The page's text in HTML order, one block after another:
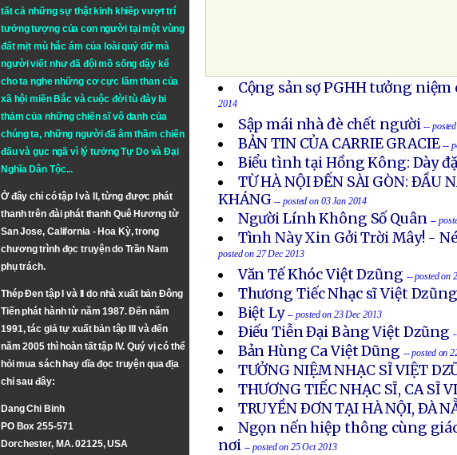
tất cả những sự thật kinh khiếp vượt trí
tưởng tượng của con người tại một vùng
đất mịt mù hắc ám của loài quỷ dữ mà
người viết như đã đội mồ sống dậy kể
cho ta nghe những cơ cực lầm than của
xã hội miền Bắc và cuộc đời tù đày bi
thảm của những chiến sĩ vô danh của
chúng ta, những người đã âm thầm chiến
đấu và gục ngã vì lý tưởngTự DovàĐại
Nghĩa Dân Tộc...
Ở đây chỉ có tập I và II, từng được phát
thanh trên đài phát thanh Quê Hương từ
San Jose, California - Hoa Kỳ, trong
chương trình đọc truyện do Trần Nam
phụ trách.
Thép Đen tập I và II do nhà xuất bản Đông
Tiến phát hành từ năm 1987. Đến năm
1991, tác giả tự xuất bản tập III và đến
năm 2005 thì hoàn tất tập IV. Quý vị có thể
hỏi mua sách hay dĩa đọc truyện qua địa
chỉ sau đây:
Dang Chi Binh
PO Box 255-571
Dorchester, MA. 02125, USA
Cộng sản sợ PGHH tưởng
2014
Sập mái nhà đè chết người --
BẢN TIN CỦA CARRIE GRACIE--
Biểu tình tại Hồng Kông: Dày
TỪ HÀ NỘI ÐẾN SÀI GÒN: ÐẦU
KHÁNG-- posted on 03 Jan 2014
Người Lính Không Số Quân --
Tình Này Xin Gởi Trời Mây! -
posted on 27 Dec 2013
Văn Tế Khóc Việt Dzũng -- posted on
Thương Tiếc Nhạc sĩ Việt Dzũng
Biệt Ly -- posted on 23 Dec 2013
Ðiếu Tiễn Ðại Bàng Việt Dzũng
Bản Hùng Ca Việt Dũng -- posted on
TƯỞNG NIỆM NHẠC SĨ VIỆT
THƯƠNG TIẾC NHẠC SĨ, CA SĨ
TRUYỀN ÐƠN TẠI HÀ NỘI, ÐÀ
Ngọn nến hiệp thông cùng
nơi -- posted on 25 Oct 2013